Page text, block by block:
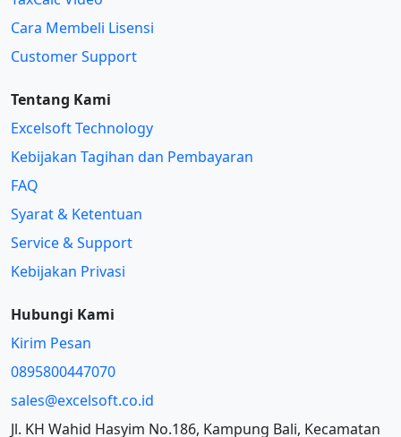
Cara Membeli Lisensi
Customer Support
Tentang Kami
Excelsoft Technology
Kebijakan Tagihan dan Pembayaran
FAQ
Syarat & Ketentuan
Service & Support
Kebijakan Privasi
Hubungi Kami
Kirim Pesan
0895800447070
sales@excelsoft.co.id
Jl. KH Wahid Hasyim No.186, Kampung Bali, Kecamatan